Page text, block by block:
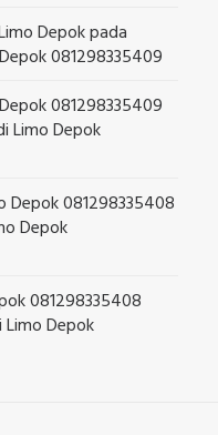
Depokpada
081298335409
081298335409
Limo Depok
Depok 081298335408
Depok
081298335408
Limo Depok